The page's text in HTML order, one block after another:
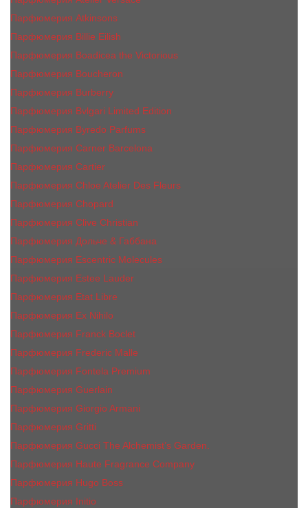
Парфюмерия Atkinsons
Парфюмерия Billie Eilish
Парфюмерия Boadicea the Victorious
Парфюмерия Boucheron
Парфюмерия Burberry
Парфюмерия Bvlgari Limited Edition
Парфюмерия Byredo Parfums
Парфюмерия Carner Barcelona
Парфюмерия Cartier
Парфюмерия Chloe Atelier Des Fleurs
Парфюмерия Сhopard
Парфюмерия Clive Christian
Парфюмерия Дольче & Габбана
Парфюмерия Escentric Molecules
Парфюмерия Estee Lаudеr
Парфюмерия Etat Libre
Парфюмерия Ex Nihilo
Парфюмерия Franck Boclet
Парфюмерия Frеderic Mаlle
Парфюмерия Fontela Premium
Парфюмерия Guerlain
Парфюмерия Giorgio Armani
Парфюмерия Gritti
Парфюмерия Gucci The Alchemist’s Garden.
Парфюмерия Haute Fragrance Company
Парфюмерия Hugo Boss
Парфюмерия Initio